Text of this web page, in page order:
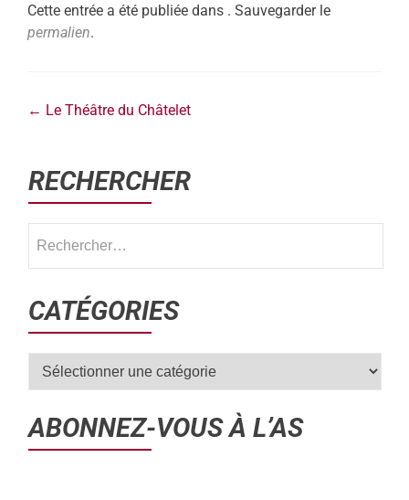
Cette entrée a été publiée dans . Sauvegarder le
permalien.
← Le Théâtre du Châtelet
RECHERCHER
CATÉGORIES
ABONNEZ-VOUS À L’AS